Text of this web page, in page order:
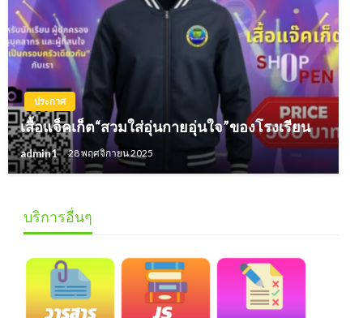
ประกาศ
เสื้อแจ็คเก็ต“สวมใส่อุ่นกายอุ่นใจ”ของโรงเรียน
admin1 28 พฤศจิกายน 2025
บริการอื่นๆ